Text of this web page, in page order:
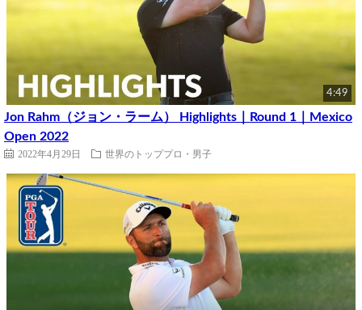
4:49
Jon Rahm（ジョン・ラーム） Highlights｜Round 1｜Mexico
Open 2022
2022年4月29日 世界のトッププロ・男子